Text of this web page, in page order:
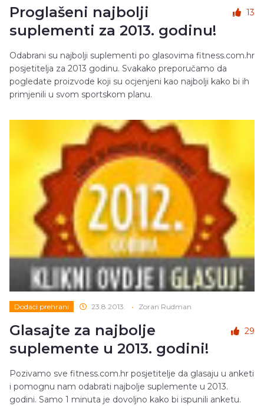
Proglašeni najbolji
suplementi za 2013. godinu!
13
Odabrani su najbolji suplementi po glasovima fitness.com.hr
posjetitelja za 2013 godinu. Svakako preporučamo da
pogledate proizvode koji su ocjenjeni kao najbolji kako bi ih
primjenili u svom sportskom planu.
Dodaci prehrani 23.8.2013. • Zoran Rudman
Glasajte za najbolje
suplemente u 2013. godini!
29
Pozivamo sve fitness.com.hr posjetitelje da glasaju u anketi
i pomognu nam odabrati najbolje suplemente u 2013.
godini. Samo 1 minuta je dovoljno kako bi ispunili anketu.